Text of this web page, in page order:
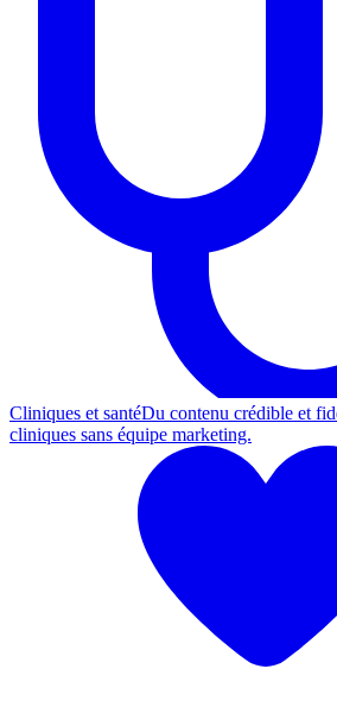
Cliniques et santéDu contenu crédible et
cliniques sans équipe marketing.